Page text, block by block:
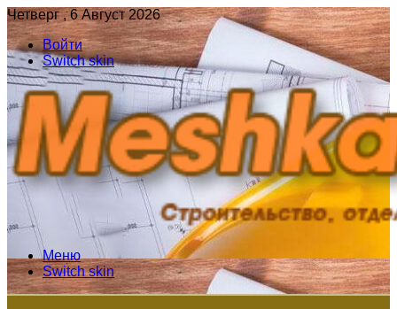
Четверг , 6 Август 2026
Войти
Switch skin
Меню
Switch skin